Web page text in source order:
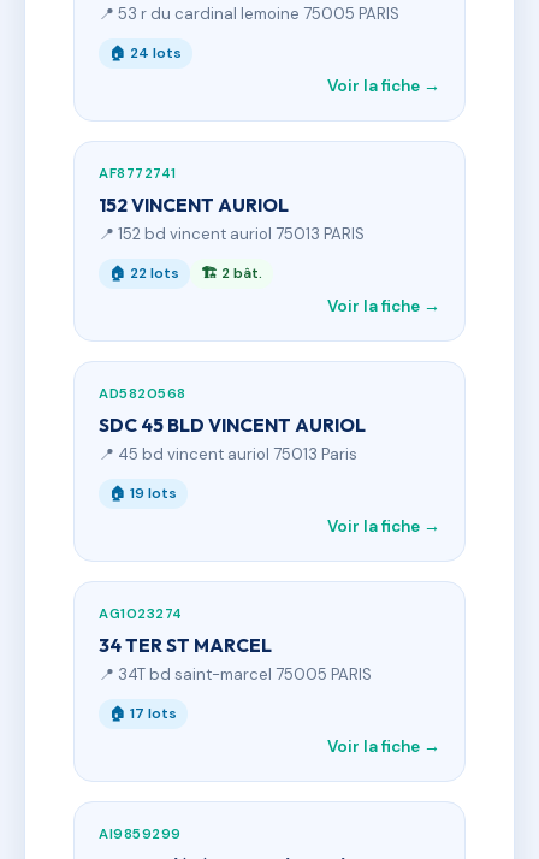
📍 53 r du cardinal lemoine 75005 PARIS
🏠 24 lots
Voir la fiche →
AF8772741
152 VINCENT AURIOL
📍 152 bd vincent auriol 75013 PARIS
🏠 22 lots 🏗 2 bât.
Voir la fiche →
AD5820568
SDC 45 BLD VINCENT AURIOL
📍 45 bd vincent auriol 75013 Paris
🏠 19 lots
Voir la fiche →
AG1023274
34 TER ST MARCEL
📍 34T bd saint-marcel 75005 PARIS
🏠 17 lots
Voir la fiche →
AI9859299